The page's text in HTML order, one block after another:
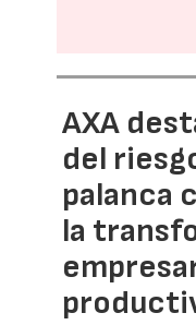
AXA
del
palanca
la